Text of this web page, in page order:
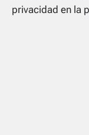
privacidad en la